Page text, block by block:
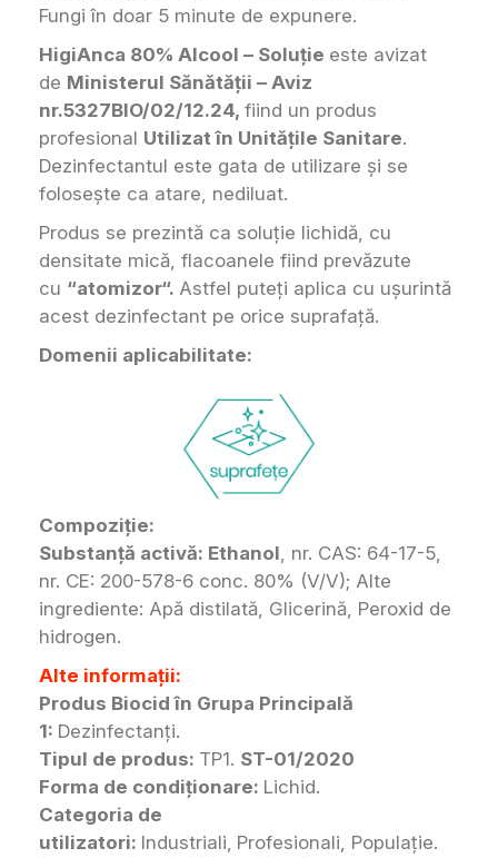
Fungi în doar 5 minute de expunere.
HigiAnca 80% Alcool – Soluție este avizat
de Ministerul Sănătății – Aviz
nr.5327BIO/02/12.24, fiind un produs
profesional Utilizat în Unitățile Sanitare.
Dezinfectantul este gata de utilizare și se
folosește ca atare, nediluat.
Produs se prezintă ca soluție lichidă, cu
densitate mică, flacoanele fiind prevăzute
cu “atomizor“. Astfel puteți aplica cu ușurintă
acest dezinfectant pe orice suprafață.
Domenii aplicabilitate:
C‍ompoziție:
Substanţă activă: Ethanol, nr. CAS: 64-17-5,
nr. CE: 200-578-6 conc. 80% (V/V); Alte
ingrediente: Apă distilată, Glicerină, Peroxid de
hidrogen.
Alte informații:
Produs Biocid în Grupa Principală
1: Dezinfectanţi.
Tipul de produs: TP1. ST-01/2020
Forma de condiționare: Lichid.
Categoria de
utilizatori: Industriali, Profesionali, Populație.